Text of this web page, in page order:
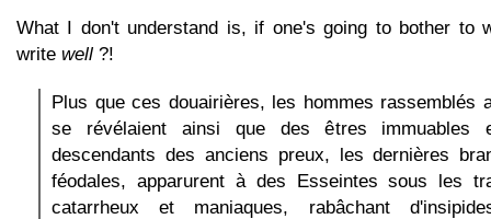
What I don't understand is, if one's going to bother to
write well ?!
Plus que ces douairières, les hommes rassemblés
se révélaient ainsi que des êtres
descendants des anciens preux, les dernières
féodales, apparurent à des Esseintes sous les
catarrheux et maniaques, rabâchant